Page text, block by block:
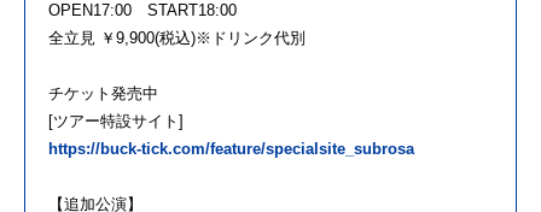
OPEN17:00 START18:00
全立見 ￥9,900(税込)※ドリンク代別
チケット発売中
[ツアー特設サイト]
https://buck-tick.com/feature/specialsite_subrosa
【追加公演】